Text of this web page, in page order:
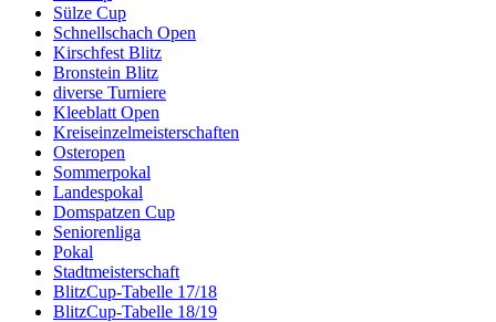
Sülze Cup
Schnellschach Open
Kirschfest Blitz
Bronstein Blitz
diverse Turniere
Kleeblatt Open
Kreiseinzelmeisterschaften
Osteropen
Sommerpokal
Landespokal
Domspatzen Cup
Seniorenliga
Pokal
Stadtmeisterschaft
BlitzCup-Tabelle 17/18
BlitzCup-Tabelle 18/19